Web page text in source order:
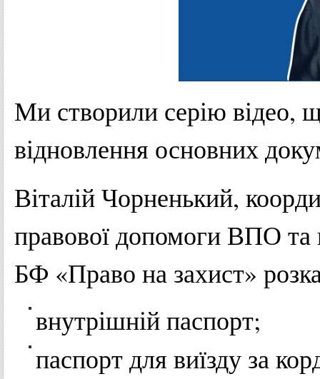
Ми створили серію відео,
відновлення основних
Віталій Чорненький,
правової допомоги ВПО та
БФ «Право на захист»
внутрішній паспорт;
паспорт для виїзду за